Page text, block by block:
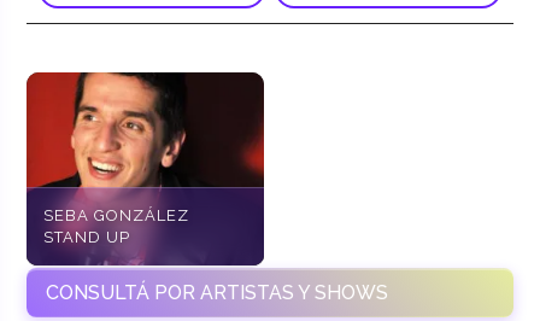
SEBA GONZÁLEZ
STAND UP
CONSULTÁ POR ARTISTAS Y SHOWS